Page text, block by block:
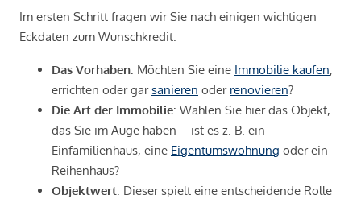
Im ersten Schritt fragen wir Sie nach einigen wichtigen
Eckdaten zum Wunschkredit.
Das Vorhaben: Möchten Sie eine Immobilie kaufen,
errichten oder garsanieren oder renovieren?
Die Art der Immobilie: Wählen Sie hier das Objekt,
das Sie im Auge haben – ist es z. B. ein
Einfamilienhaus, eine Eigentumswohnung oder ein
Reihenhaus?
Objektwert: Dieser spielt eine entscheidende Rolle